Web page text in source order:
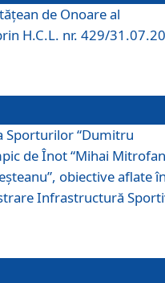
de Onoare al
H.C.L. nr. 429/
Sporturilor “Dumitru
de Înot “Mihai
obiective aflate
Infrastructură